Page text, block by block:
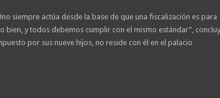
siempre actúa desde la base de que una fiscalización es para
bien, y todos debemos cumplir con el mismo estándar”,
por sus nueve hijos, no reside con él en el palacio